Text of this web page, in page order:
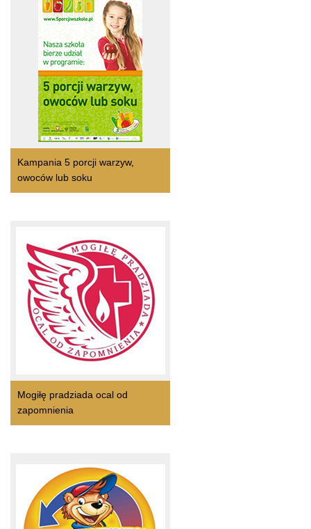
Kampania 5 porcji warzyw,
owoców lub soku
Mogiłę pradziada ocal od
zapomnienia